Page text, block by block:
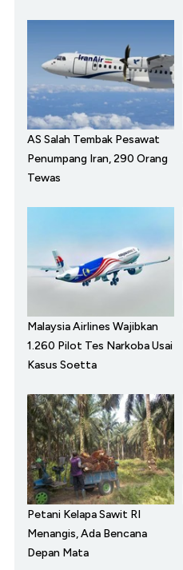
AS Salah Tembak Pesawat
Penumpang Iran, 290 Orang
Tewas
Malaysia Airlines Wajibkan
1.260 Pilot Tes Narkoba Usai
Kasus Soetta
Petani Kelapa Sawit RI
Menangis, Ada Bencana
Depan Mata